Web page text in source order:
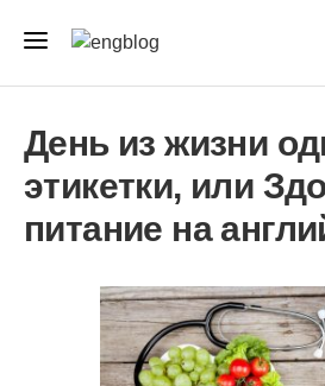
День из жизни
этикетки, или
питание на